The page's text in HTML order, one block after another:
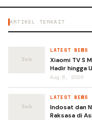
ARTIKEL TERKAIT
LATEST NEWS
Xiaomi TV S
Hadir hingga
Aug 6, 2026
LATEST NEWS
Indosat dan
Raksasa di